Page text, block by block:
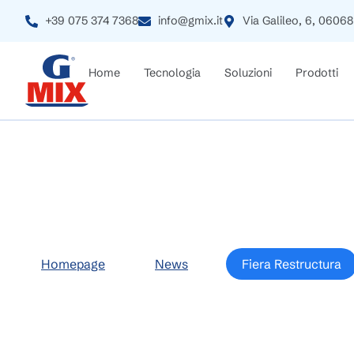
+39 075 374 7368 info@gmix.it Via Galileo, 6,
Home Tecnologia Soluzioni Prodotti
Homepage News Fiera Restructura